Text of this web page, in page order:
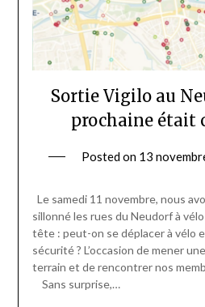
Sortie Vigilo au
prochaine était
Posted on 13
Le samedi 11 novembre, nous
sillonné les rues du Neudorf à
tête : peut-on se déplacer à vélo
sécurité ? L’occasion de mener
terrain et de rencontrer nos
Sans surprise,…